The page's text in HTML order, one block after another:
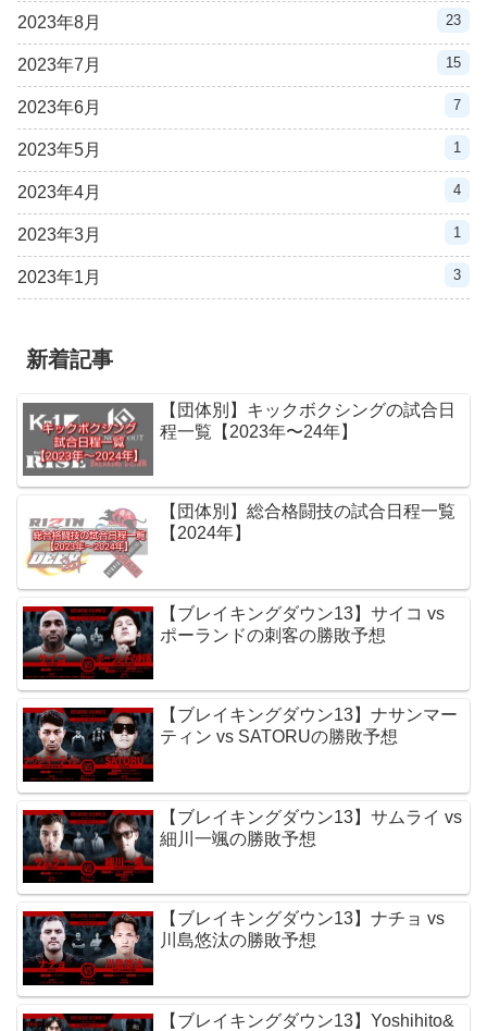
2023年8月 23
2023年7月 15
2023年6月 7
2023年5月 1
2023年4月 4
2023年3月 1
2023年1月 3
新着記事
【団体別】キックボクシングの試合日
程一覧【2023年〜24年】
【団体別】総合格闘技の試合日程一覧
【2024年】
【ブレイキングダウン13】サイコ vs
ポーランドの刺客の勝敗予想
【ブレイキングダウン13】ナサンマー
ティン vs SATORUの勝敗予想
【ブレイキングダウン13】サムライ vs
細川一颯の勝敗予想
【ブレイキングダウン13】ナチョ vs
川島悠汰の勝敗予想
【ブレイキングダウン13】Yoshihito&